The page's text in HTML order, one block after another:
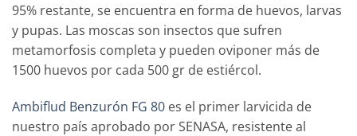
95% restante, se encuentra en forma de huevos, larvas
y pupas. Las moscas son insectos que sufren
metamorfosis completa y pueden oviponer más de
1500 huevos por cada 500 gr de estiércol.
Ambiflud Benzurón FG 80 es el primer larvicida de
nuestro país aprobado por SENASA, resistente al